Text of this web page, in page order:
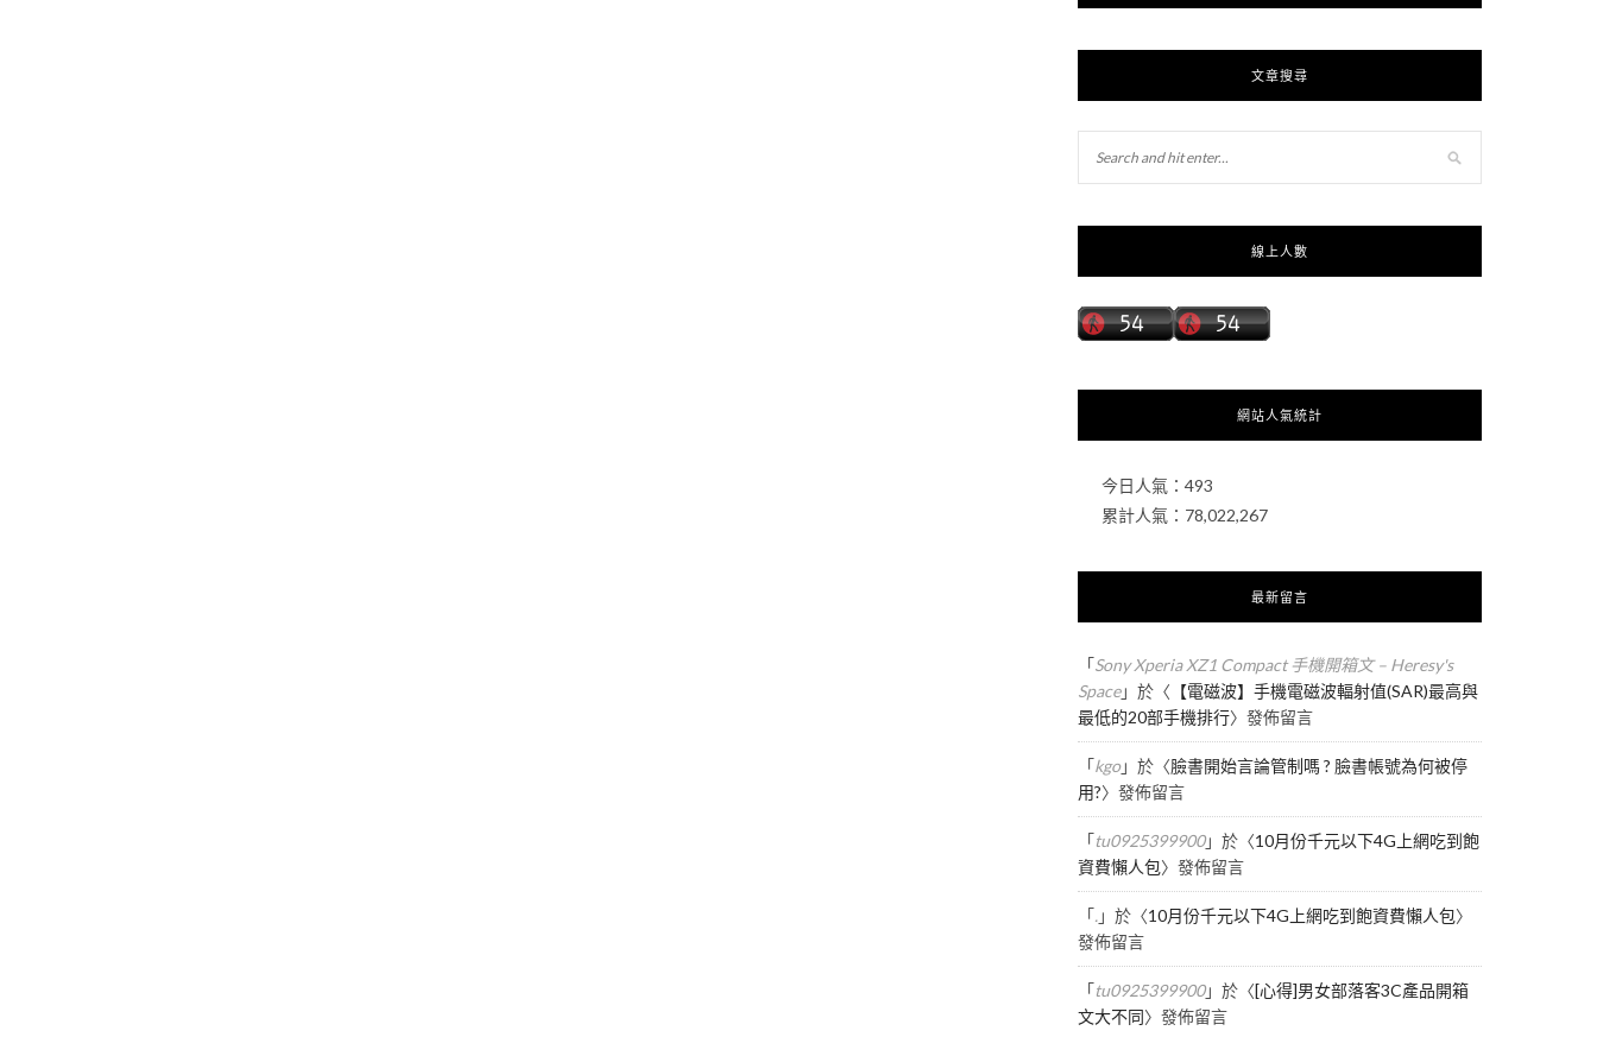
文章搜尋
線上人數
網站人氣統計
今日人氣： 493
累計人氣： 78,022,267
最新留言
「Sony Xperia XZ1 Compact 手機開箱文 – Heresy's
Space」於〈 【電磁波】手機電磁波輻射值(SAR)最高與
最低的20部手機排行〉發佈留言
「kgo」於〈臉書開始言論管制嗎 ? 臉書帳號為何被停
用?〉發佈留言
「tu0925399900」於〈10月份千元以下4G上網吃到飽
資費懶人包〉發佈留言
「.」於〈10月份千元以下4G上網吃到飽資費懶人包〉
發佈留言
「tu0925399900」於〈[心得]男女部落客3C產品開箱
文大不同〉發佈留言